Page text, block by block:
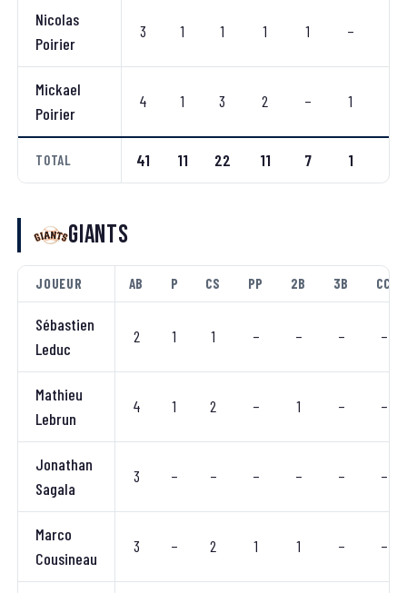
Nicolas
Poirier
3 1 1 1 1 –
Mickael
Poirier
4 1 3 2 – 1
TOTAL 41 11 22 11 7 1
Giants
JOUEUR AB P CS PP 2B 3B CC
Sébastien
Leduc
2 1 1 – – – –
Mathieu
Lebrun
4 1 2 – 1 – –
Jonathan
Sagala
3 – – – – – –
Marco
Cousineau
3 – 2 1 1 – –